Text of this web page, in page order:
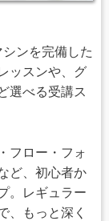
ンを完備した
ッスンや、グ
選べる受講ス
フロー・フォ
ど、初心者か
。レギュラー
、もっと深く